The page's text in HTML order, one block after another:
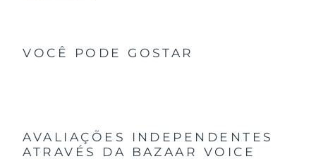
VOCÊ PODE GOSTAR
AVALIAÇÕES INDEPENDENTES
ATRAVÉS DA BAZAAR VOICE